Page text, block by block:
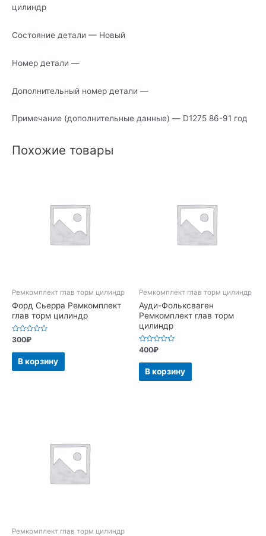
цилиндр
Состояние детали — Новый
Номер детали —
Дополнительный номер детали —
Примечание (дополнительные данные) — D1275 86-91 год
Похожие товары
Ремкомплект глав торм цилиндр
Форд Сьерра Ремкомплект
глав торм цилиндр
Оценка
из
300₽
В корзину
Ремкомплект глав торм цилиндр
Ауди-Фольксваген
Ремкомплект глав торм
цилиндр
Оценка
из
400₽
В корзину
Ремкомплект глав торм цилиндр